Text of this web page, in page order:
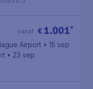
€ 1.001*
vanaf
Airport • 15 sep
• 23 sep